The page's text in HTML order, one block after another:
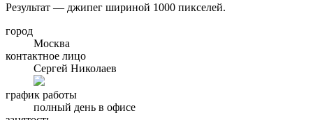
Результат — джипег шириной 1000 пикселей.
город
Москва
контактное лицо
Сергей Николаев
график работы
полный день в офисе